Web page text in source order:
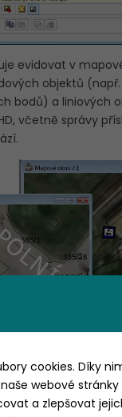
evidovat v
objektů (např.
bodů) a liniových
včetně správy
definování a
v mapovém
cookies. Díky
webové
a zlepšovat